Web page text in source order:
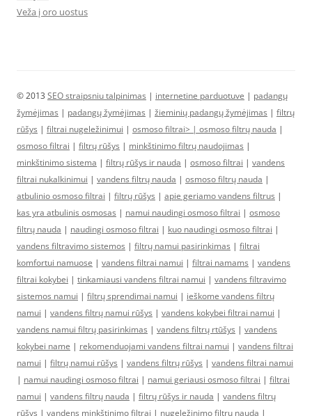
Veža į oro uostus
© 2013 SEO straipsniu talpinimas | internetine parduotuve | padangų
žymėjimas | padangų žymėjimas | žieminių padangų žymėjimas | filtrų
rūšys | filtrai nugeležinimui | osmoso filtrai> | osmoso filtrų nauda |
osmoso filtrai | filtrų rūšys | minkštinimo filtrų naudojimas |
minkštinimo sistema | filtrų rūšys ir nauda | osmoso filtrai | vandens
filtrai nukalkinimui | vandens filtrų nauda | osmoso filtrų nauda |
atbulinio osmoso filtrai | filtrų rūšys | apie geriamo vandens filtrus |
kas yra atbulinis osmosas | namui naudingi osmoso filtrai | osmoso
filtrų nauda | naudingi osmoso filtrai | kuo naudingi osmoso filtrai |
vandens filtravimo sistemos | filtrų namui pasirinkimas | filtrai
komfortui namuose | vandens filtrai namui | filtrai namams | vandens
filtrai kokybei | tinkamiausi vandens filtrai namui | vandens filtravimo
sistemos namui | filtrų sprendimai namui | ieškome vandens filtrų
namui | vandens filtrų namui rūšys | vandens kokybei filtrai namui |
vandens namui filtrų pasirinkimas | vandens filtrų rtūšys | vandens
kokybei name | rekomenduojami vandens filtrai namui | vandens filtrai
namui | filtrų namui rūšys | vandens filtrų rūšys | vandens filtrai namui
| namui naudingi osmoso filtrai | namui geriausi osmoso filtrai | filtrai
namui | vandens filtrų nauda | filtrų rūšys ir nauda | vandens filtrų
rūšys | vandens minkštinimo filtrai | nugeležinimo filtrų nauda |